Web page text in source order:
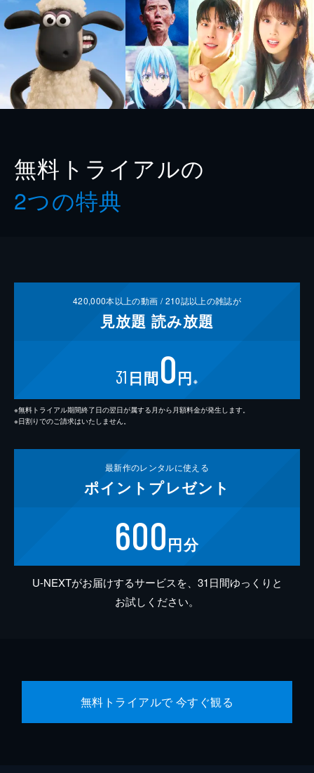
無料トライアルの
2つの特典
420,000本以上の動画 /210誌以上の雑誌が
見放題 読み放題
31 日間0円 ※
※無料トライアル期間終了日の翌日が属する月から月額料金が発生します。
※日割りでのご請求はいたしません。
最新作のレンタルに使える
ポイント プレゼント
600円分
U-NEXTがお届けするサービスを、31日間ゆっくりと
お試しください。
無料トライアルで 今すぐ観る